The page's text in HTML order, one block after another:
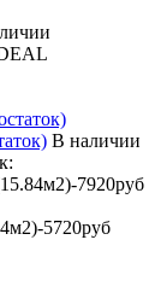
В наличии
7920руб
5720руб